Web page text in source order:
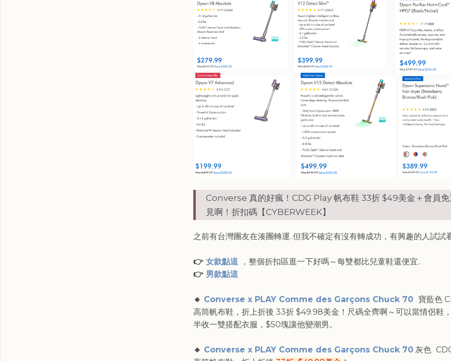
Converse 真的好瘋！CDG Play 帆布鞋 33折 $49美金＋會員免
見啊！折扣碼【CYBERWEEK】
之前有台灣團友在湊團轉運..但我不確定有沒有轉成功，有興趣的人試試
👉 女款點這
，整個折扣區逛一下好嗎～每雙都比兒童鞋還便宜..
👉 男款點這
🔸 Converse x PLAY Comme des Garçons Chuck 70 寶藍色
高筒帆布鞋，折上折後 33折 $49.98美金！尺碼全齊啊～可以當情侶鞋
半收一雙搭配衣服，$50塊讓他變潮男。
🔸 Converse x PLAY Comme des Garçons Chuck 70 灰色